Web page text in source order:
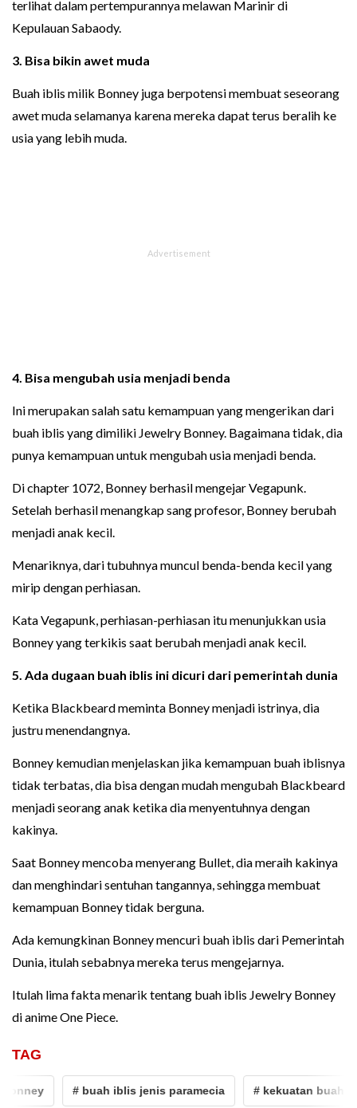
terlihat dalam pertempurannya melawan Marinir di
Kepulauan Sabaody.
3. Bisa bikin awet muda
Buah iblis milik Bonney juga berpotensi membuat seseorang
awet muda selamanya karena mereka dapat terus beralih ke
usia yang lebih muda.
4. Bisa mengubah usia menjadi benda
Ini merupakan salah satu kemampuan yang mengerikan dari
buah iblis yang dimiliki Jewelry Bonney. Bagaimana tidak, dia
punya kemampuan untuk mengubah usia menjadi benda.
Di chapter 1072, Bonney berhasil mengejar Vegapunk.
Setelah berhasil menangkap sang profesor, Bonney berubah
menjadi anak kecil.
Menariknya, dari tubuhnya muncul benda-benda kecil yang
mirip dengan perhiasan.
Kata Vegapunk, perhiasan-perhiasan itu menunjukkan usia
Bonney yang terkikis saat berubah menjadi anak kecil.
5. Ada dugaan buah iblis ini dicuri dari pemerintah dunia
Ketika Blackbeard meminta Bonney menjadi istrinya, dia
justru menendangnya.
Bonney kemudian menjelaskan jika kemampuan buah iblisnya
tidak terbatas, dia bisa dengan mudah mengubah Blackbeard
menjadi seorang anak ketika dia menyentuhnya dengan
kakinya.
Saat Bonney mencoba menyerang Bullet, dia meraih kakinya
dan menghindari sentuhan tangannya, sehingga membuat
kemampuan Bonney tidak berguna.
Ada kemungkinan Bonney mencuri buah iblis dari Pemerintah
Dunia, itulah sebabnya mereka terus mengejarnya.
Itulah lima fakta menarik tentang buah iblis Jewelry Bonney
di anime One Piece.
TAG
# buah iblis jenis paramecia # kekuatan buah